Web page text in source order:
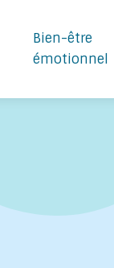
Bien-être
émotionnel